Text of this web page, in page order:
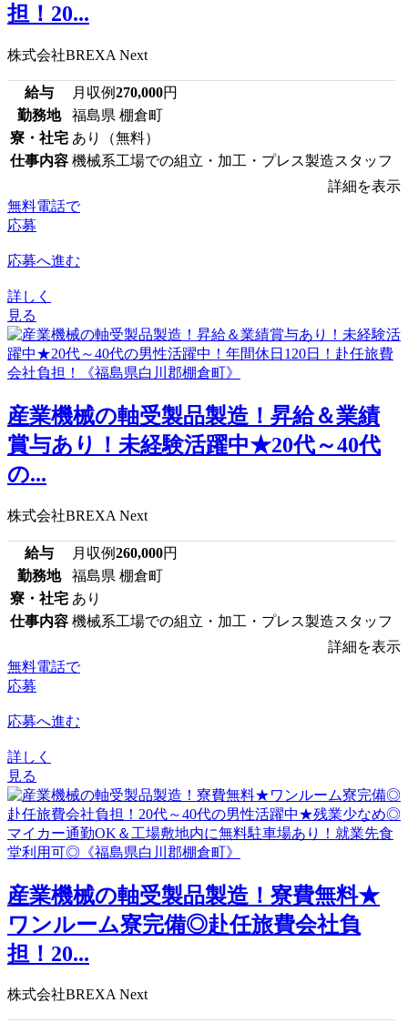
担！20...
株式会社BREXA Next
給与 月収例270,000円
勤務地
福島県 棚倉町
寮・社宅 あり（無料）
仕事内容 機械系工場での組立・加工・プレス製造スタッフ
詳細を表示
無料電話で
応募
応募へ進む
詳しく
見る
産業機械の軸受製品製造！昇給＆業績
賞与あり！未経験活躍中★20代～40代
の...
株式会社BREXA Next
給与 月収例260,000円
勤務地
福島県 棚倉町
寮・社宅 あり
仕事内容 機械系工場での組立・加工・プレス製造スタッフ
詳細を表示
無料電話で
応募
応募へ進む
詳しく
見る
産業機械の軸受製品製造！寮費無料★
ワンルーム寮完備◎赴任旅費会社負
担！20...
株式会社BREXA Next